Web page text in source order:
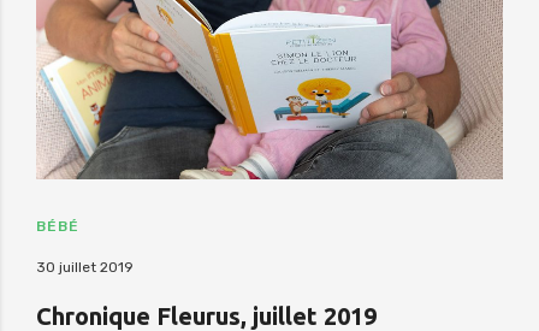
BÉBÉ
30 juillet 2019
Chronique Fleurus, juillet 2019